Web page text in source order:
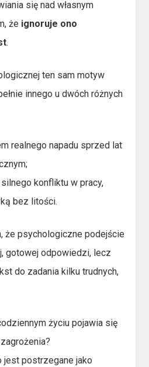
się nad własnym
że ignoruje ono
.
ten sam motyw
innego u dwóch różnych
realnego napadu sprzed lat
konfliktu w pracy,
bez litości.
że psychologiczne podejście
gotowej odpowiedzi, lecz
do zadania kilku trudnych,
życiu pojawia się
jest postrzegane jako